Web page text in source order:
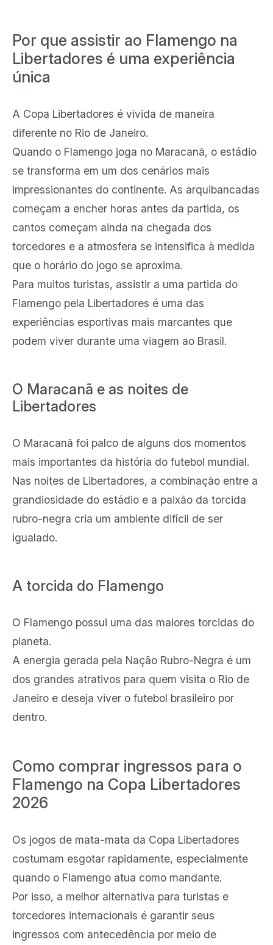
Por que assistir ao Flamengo na
Libertadores é uma experiência
única
A Copa Libertadores é vivida de maneira
diferente no Rio de Janeiro.
Quando o Flamengo joga no Maracanã, o estádio
se transforma em um dos cenários mais
impressionantes do continente. As arquibancadas
começam a encher horas antes da partida, os
cantos começam ainda na chegada dos
torcedores e a atmosfera se intensifica à medida
que o horário do jogo se aproxima.
Para muitos turistas, assistir a uma partida do
Flamengo pela Libertadores é uma das
experiências esportivas mais marcantes que
podem viver durante uma viagem ao Brasil.
O Maracanã e as noites de
Libertadores
O Maracanã foi palco de alguns dos momentos
mais importantes da história do futebol mundial.
Nas noites de Libertadores, a combinação entre a
grandiosidade do estádio e a paixão da torcida
rubro-negra cria um ambiente difícil de ser
igualado.
A torcida do Flamengo
O Flamengo possui uma das maiores torcidas do
planeta.
A energia gerada pela Nação Rubro-Negra é um
dos grandes atrativos para quem visita o Rio de
Janeiro e deseja viver o futebol brasileiro por
dentro.
Como comprar ingressos para o
Flamengo na Copa Libertadores
2026
Os jogos de mata-mata da Copa Libertadores
costumam esgotar rapidamente, especialmente
quando o Flamengo atua como mandante.
Por isso, a melhor alternativa para turistas e
torcedores internacionais é garantir seus
ingressos com antecedência por meio de